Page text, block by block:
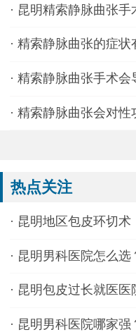
· 昆明精索静脉曲张
· 精索静脉曲张的症状
· 精索静脉曲张手术会
· 精索静脉曲张会对性
热点关注
· 昆明地区包皮环切
有哪些？
· 昆明男科医院怎么
· 昆明包皮过长就医医
· 昆明男科医院哪家